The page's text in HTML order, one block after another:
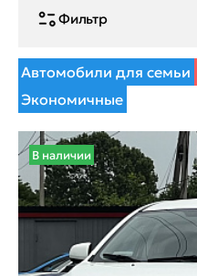
Фильтр
Автомобили для семьи
Экономичные
В наличии